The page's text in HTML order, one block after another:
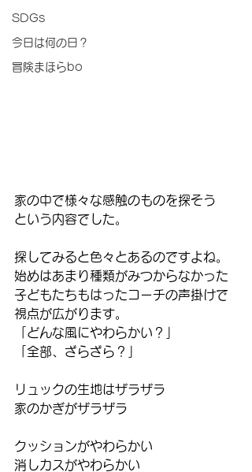
SDGs
今日は何の日？
冒険まほらbo
家の中で様々な感触のものを探そう
という内容でした。
探してみると色々とあるのですよね。
始めはあまり種類がみつからなかった
子どもたちもはったコーチの声掛けで
視点が広がります。
「どんな風にやわらかい？」
「全部、ざらざら？」
リュックの生地はザラザラ
家のかぎがザラザラ
クッションがやわらかい
消しカスがやわらかい